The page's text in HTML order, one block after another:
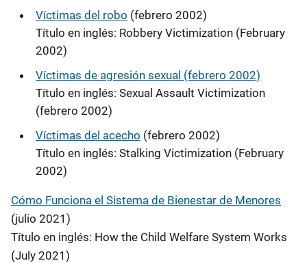
Víctimas del robo (febrero 2002)
Título en inglés: Robbery Victimization (February
2002)
Víctimas de agresión sexual (febrero 2002)
Título en inglés: Sexual Assault Victimization
(febrero 2002)
Víctimas del acecho (febrero 2002)
Título en inglés: Stalking Victimization (February
2002)
Cómo Funciona el Sistema de Bienestar de Menores
(julio 2021)
Título en inglés: How the Child Welfare System Works
(July 2021)